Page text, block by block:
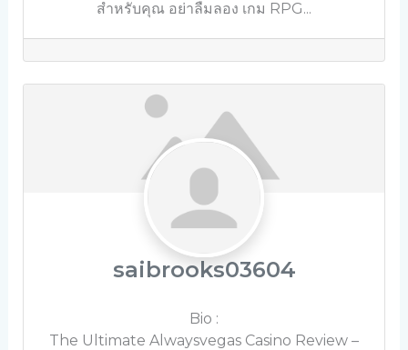
สำหรับคุณ อย่าลืมลอง เกม RPG...
saibrooks03604
Bio :
The Ultimate Alwaysvegas Casino Review –